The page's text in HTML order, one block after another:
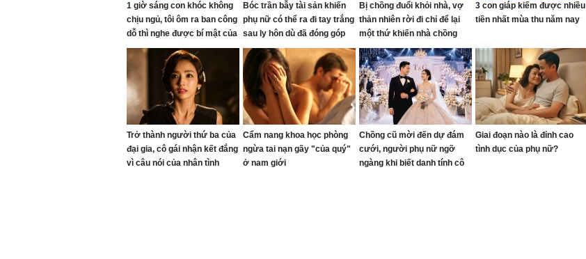
1 giờ sáng con khóc không
chịu ngủ, tôi ôm ra ban công
dỗ thì nghe được bí mật của
chồng
Bóc trần bẫy tài sản khiến
phụ nữ có thể ra đi tay trắng
sau ly hôn dù đã đóng góp
rất nhiều
Bị chồng đuổi khỏi nhà, vợ
thản nhiên rời đi chỉ để lại
một thứ khiến nhà chồng
năn nỉ quay về
3 con giáp kiếm được nhiều
tiền nhất mùa thu năm nay
Trở thành người thứ ba của
đại gia, cô gái nhận kết đắng
vì câu nói của nhân tình
Cẩm nang khoa học phòng
ngừa tai nạn gãy "của quý"
ở nam giới
Chồng cũ mời đến dự đám
cưới, người phụ nữ ngỡ
ngàng khi biết danh tính cô
Giai đoạn nào là đỉnh cao
tình dục của phụ nữ?